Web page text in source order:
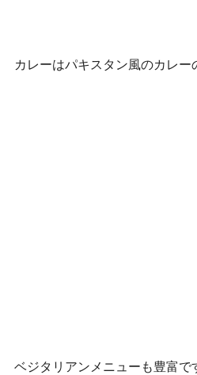
カレーはパキスタン風のカレー
ベジタリアンメニューも豊富で